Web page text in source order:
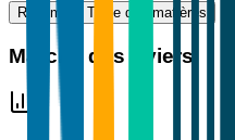
Résumé Table des matières
Marché des Éviers